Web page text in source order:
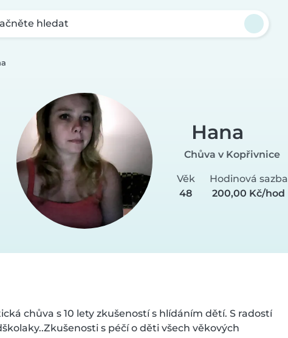
hledat
Hana
Chůva v Kopřivnice
Věk
48
Hodinová sazba
200,00 Kč/hod
chůva s 10 lety zkušeností s hlídáním dětí. S radostí
s péčí o děti všech věkových